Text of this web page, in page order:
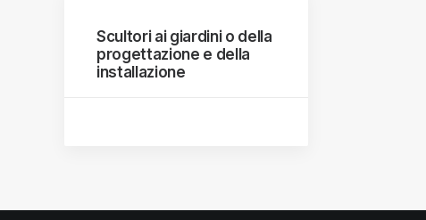
Scultori ai giardini o della
progettazione e della
installazione